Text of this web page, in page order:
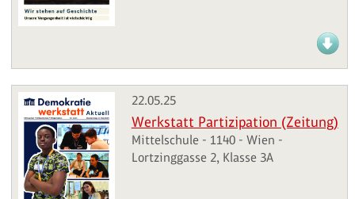
22.05.25
Werkstatt Partizipation (Zeitung)
Mittelschule - 1140 - Wien -
Lortzinggasse 2, Klasse 3A